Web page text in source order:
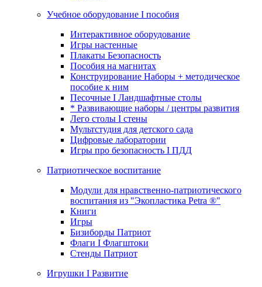
Учебное оборудование I пособия
Интерактивное оборудование
Игры настенные
Плакаты Безопасность
Пособия на магнитах
Конструирование Наборы + методическое
пособие к ним
Песочные I Ландшафтные столы
* Развивающие наборы / центры развития
Лего столы I стены
Мультстудия для детского сада
Цифровые лаборатории
Игры про безопасность I ПДД
Патриотическое воспитание
Модули для нравственно-патриотического
воспитания из "Экопластика Petra ®"
Книги
Игры
Бизиборды Патриот
Флаги I Флагштоки
Стенды Патриот
Игрушки I Развитие